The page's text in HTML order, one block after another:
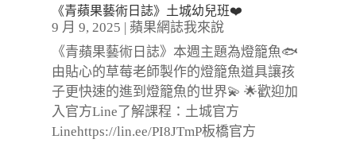
《青蘋果藝術日誌》土城幼兒班❤️
9 月 9, 2025 | 蘋果網誌我來說
《青蘋果藝術日誌》本週主題為燈籠魚🐟
由貼心的草莓老師製作的燈籠魚道具讓孩
子更快速的進到燈籠魚的世界💫 🌟歡迎加
入官方Line了解課程：土城官方
Linehttps://lin.ee/PI8JTmP板橋官方